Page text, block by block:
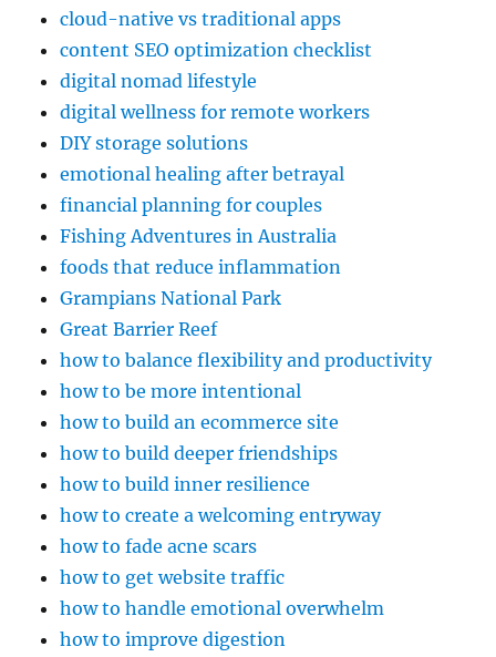
cloud-native vs traditional apps
content SEO optimization checklist
digital nomad lifestyle
digital wellness for remote workers
DIY storage solutions
emotional healing after betrayal
financial planning for couples
Fishing Adventures in Australia
foods that reduce inflammation
Grampians National Park
Great Barrier Reef
how to balance flexibility and productivity
how to be more intentional
how to build an ecommerce site
how to build deeper friendships
how to build inner resilience
how to create a welcoming entryway
how to fade acne scars
how to get website traffic
how to handle emotional overwhelm
how to improve digestion